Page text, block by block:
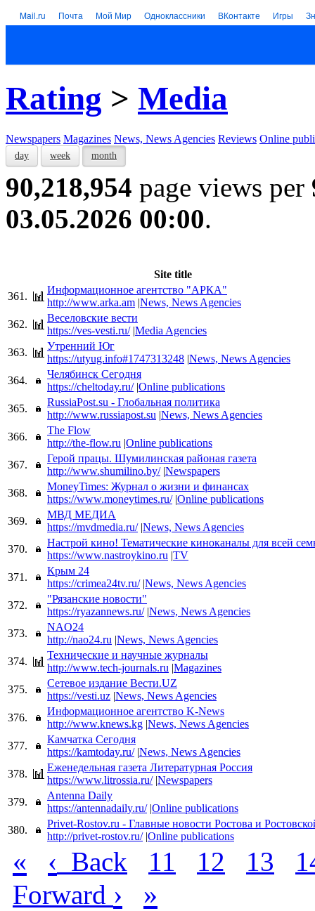
Mail.ru Почта Мой Мир Одноклассники ВКонтакте Игры
Rating > Media
Newspapers Magazines News, News Agencies Reviews Online
day week month
90,218,954 page views per
03.05.2026 00:00.
Site title
361.
Информационное агентство "АРКА"
http://www.arka.am |News, News Agencies
362.
Веселовские вести
https://ves-vesti.ru/ |Media Agencies
363.
Утренний Юг
https://utyug.info#1747313248 |News, News Agencies
364.
Челябинск Сегодня
https://cheltoday.ru/ |Online publications
365.
RussiaPost.su - Глобальная политика
http://www.russiapost.su |News, News Agencies
366.
The Flow
http://the-flow.ru |Online publications
367.
Герой працы. Шумилинская районая газета
http://www.shumilino.by/ |Newspapers
368.
MoneyTimes: Журнал о жизни и финансах
https://www.moneytimes.ru/ |Online publications
369.
МВД МЕДИА
https://mvdmedia.ru/ |News, News Agencies
370.
Настрой кино! Тематические киноканалы для всей
https://www.nastroykino.ru |TV
371.
Крым 24
https://crimea24tv.ru/ |News, News Agencies
372.
"Рязанские новости"
https://ryazannews.ru/ |News, News Agencies
373.
NAO24
http://nao24.ru |News, News Agencies
374.
Технические и научные журналы
http://www.tech-journals.ru |Magazines
375.
Сетевое издание Вести.UZ
https://vesti.uz |News, News Agencies
376.
Информационное агентство K-News
http://www.knews.kg |News, News Agencies
377.
Камчатка Сегодня
https://kamtoday.ru/ |News, News Agencies
378.
Еженедельная газета Литературная Россия
https://www.litrossia.ru/ |Newspapers
379.
Antenna Daily
https://antennadaily.ru/ |Online publications
380.
Privet-Rostov.ru - Главные новости Ростова и
http://privet-rostov.ru/ |Online publications
« ‹ Back 11 12 13
Forward › »